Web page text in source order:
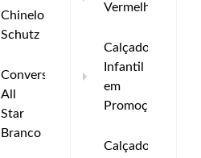
Chinelo
Schutz
Converse
All
Star
Branco
Vermelho
Calçado
Infantil
em
Promoção
Calçado